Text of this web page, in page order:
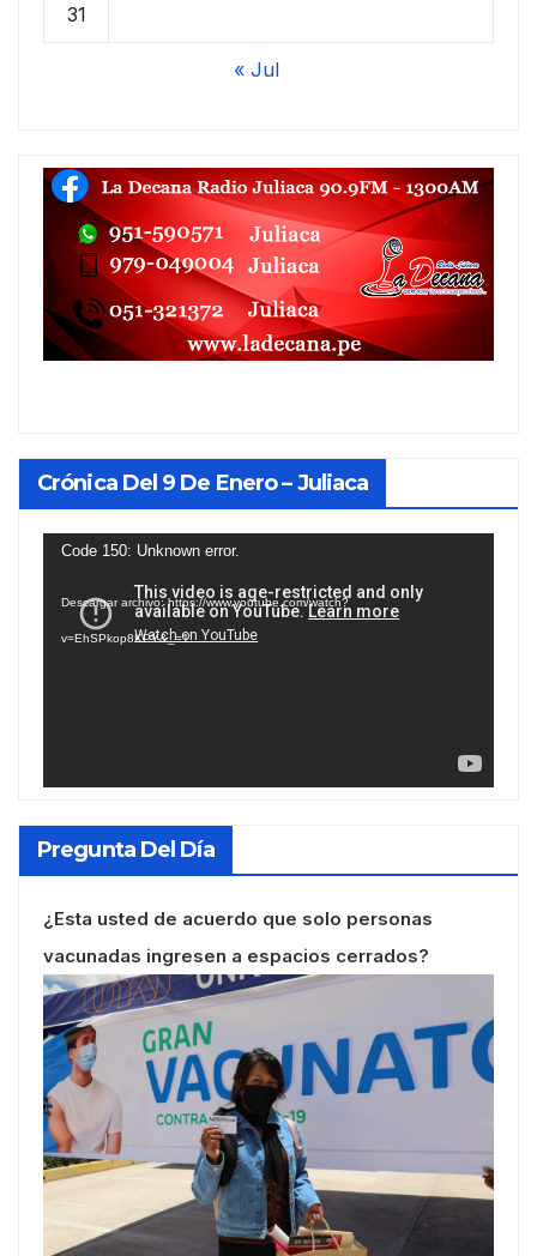
31
« Jul
Crónica Del 9 De Enero – Juliaca
Reproductor
vídeo
Code 150: Unknown error.
Descargar archivo: https://www.youtube.com/watch?
v=EhSPkop8KPY&_=1
Pregunta Del Día
¿Esta usted de acuerdo que solo personas
vacunadas ingresen a espacios cerrados?